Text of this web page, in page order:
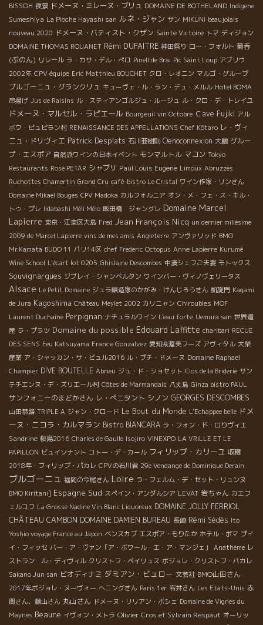
BISSOH 夜景 ドメーヌ・ミレーヌ・ブリュ DOMAINE DE BOTHELAND Indigene
Sumeshiya La Pioche Hayashi san ルネ・ジャン サン MIKUNI beaujolais
nouveau 2020 ドメーヌ・バティスト・クザン Sainte Victoire トマ ディジョン
DOMAINE THOMAS ROUANET Rémi DUFAITRE 神田祭り ロー・フォルト 葡呑
(ぶのん) リレール ラ・カサ・デル・ぺロ Pinell de Brai Pic Saint Loup アブリウ
2002年 CPV équipe Eric Matthieu BOUCHET クロ・レオニン マルゴ・グループ
ブルゴーニュ・グランクリュ キューヴェ・ル・ラン・デュ・メルル Hotel BOMA
串揚げ Jus de Raisins ル・スティアンゴルジュ・ルージュ ル・クロ・デ・トレイユ
ドメーヌ・マルセル・ラピエール Bourgeuil vin Octobre Ｃave Fujiki アル
ボワ・ピュピラン村 RENAISSANCE DES APPELLATIONS Chef Kôtaro レ・ヴィ
ニュ・ドリヴィエ Patrick Desplats 石川亜樹則 Oenoconnexion 大鵬 グルー
プ・エスポア 自然派ワインの日本イベント モンマルトル マコン Tokyo
Restaurants Rosé PETAR シャブリ Paul Louis Eugene Limoux Abruzzes
Ruchottes Chamertin Grand Cru café-bistro Le Cristal ワイン作家・リンさん
Domaine Mikael Bouges CPV Madoka カルフォルニア オン・メ・フェ・ス・キル・
トゥ・プレ Iidabashi Méli Mélo 飯田橋 ジャングレ Domaine Marcel
Lapierre 東京・江東区大島 Fred Jean François Nicq un dernier millésime
2009 de Marcel Lapierre vins de mes amis Angleterre アンヴァリッド BMO
Mr.Kamata BUDO 11 パリ14区 chef Frederic Octopus Anne Lapierre Kurumé
Wine School L'écart lot 0205 Ghislaine Descombes 中湊シェフご夫妻 モトックス
Souvignargues ジブレイ・シャンベルタン ワインバー・ヴィノヴェリータス
Alsace Le Petit Domaine ジュラ醸造家のかがみ・けんじろうさん 凱旋門 Kagami
de Jura Kagoshima Château Meylet 2002 カリニャン Chiroubles MOF
Laurent Duchaîne Perpignan ナチュラルワイン L'eau forte Uemura san 世界遺
産 ラ・プラツ Domaine du possible Edouard Laffitte charibari RECUE
DES SENS Feu Katsuyama France Gonzalvez 愛知県渥美フーズ アヴィタル 大榮
産業 ア・シャッカン・サ・ビュル2016 ル・プチ・ドメーヌ Domaine Raphael
Champier DIVE BOUTELLE Abrieu ジュ・ド・ショセット Clos de la Briderie サン
テチエンヌ・デ・ズリエール村 Côtes de Marmandais 八丈島 Ginza bistro PAUL
サンフォニーのまどかさん レ・ぺニタント シノン GEORGES DESCOMBES
山田恭路 TRIPLE A ジャン・クロード Le Bout du Monde L'Echappee belle ドメ
ーヌ・ニコラ・カルマラン Bistro BIANCARA ラ・フォン・ド・ロりヴィエ
Sandrine 桜島2016 Charles de Gaulle Isojiro VINEXPO LA VRILLE ET LE
PAPILLON ビュイソナント コトー・デ・カール フィリップ・カリーユ 収穫
2018年・フィリップ・パカレ CPVの石川君 29e Vendange de Dominique Derain
ブルゴーニュ 福岡の今尾さん Loire ラ・フェルム・デ・セット・リュンヌ
BMO Kiritani] Espagne Sud スペイン・アンダルシア LEVAT 岩ちゃん カエフ
ェルコフ La Grosse Nadine Vin Blanc Liquoreux DOMAINE JOLLY FERRIOL
CHÂTEAU CAMBON DOMAINE DAMIEN BUREAU 長崎 Rémi Sédès Ito
Yoshio voyage France au Japon ベンスカブ エスポア・もりたか ホテル・ボマ プイ
イ・フィッセ バー・ア・ヴァン「ア・ボワール・エ・ア・マンジェ」 Anathème レ
ストラン ル・ディヴィル クリストフ・ペイリュス ボジョレ・クリストフ・パカレ
Sakano Jun san ビオディナミ ダミアン・ビュロー 文芸社 BMO山田さん
2017年ボジョレ・ヌーヴォー へニングさん Paris 1er 岩井さん Les Etats-Unis 赤
間さん、藤山さん 丸山さん ドメーヌ・リリアン・ボシェ Domaine de Vignes du
Maynes Beaune イヴォン・メトラ Olivier Cros et Sylvain Respaut オーリッ